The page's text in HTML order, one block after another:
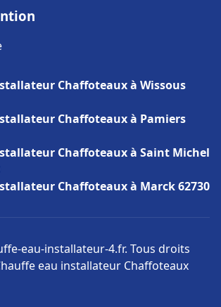
Chaffoteaux à Wissous
Chaffoteaux à Pamiers
Chaffoteaux à Saint Michel
Chaffoteaux à Marck 62730
eau-installateur-4.fr. Tous droits
eau installateur Chaffoteaux